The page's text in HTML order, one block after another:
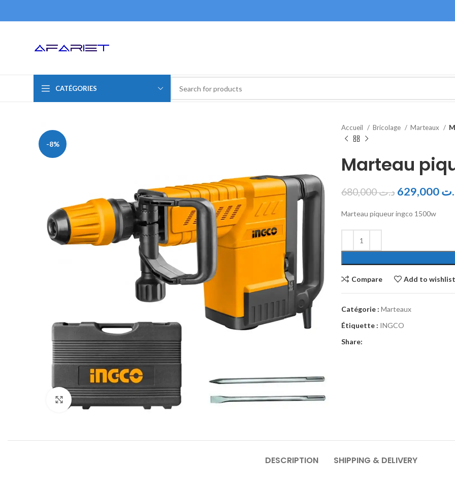
CATÉGORIES
-8%
Click to enlarge
Accueil Bricolage Marteaux
Marteau
د.ت680,000
Marteau piqueur ingco 1500w
Compare Add to
Catégorie : Marteaux
Étiquette : INGCO
Share:
DESCRIPTION SHIPPING & DELIVERY